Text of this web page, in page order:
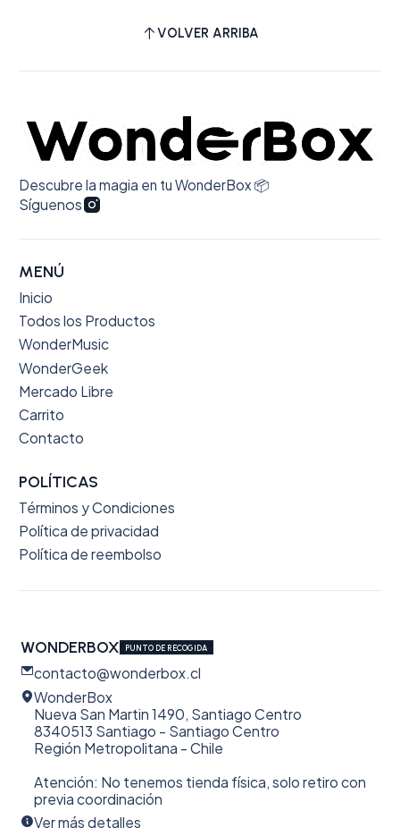
VOLVER ARRIBA
Descubre la magia en tu WonderBox 📦
Síguenos
MENÚ
Inicio
Todos los Productos
WonderMusic
WonderGeek
Mercado Libre
Carrito
Contacto
POLÍTICAS
Términos y Condiciones
Política de privacidad
Política de reembolso
WONDERBOX PUNTO DE RECOGIDA
contacto@wonderbox.cl
WonderBox
Nueva San Martin 1490, Santiago Centro
8340513 Santiago - Santiago Centro
Región Metropolitana - Chile
Atención: No tenemos tienda física, solo retiro con
previa coordinación
Ver más detalles